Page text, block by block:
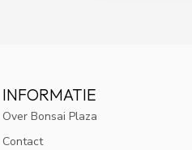
INFORMATIE
Over Bonsai Plaza
Contact